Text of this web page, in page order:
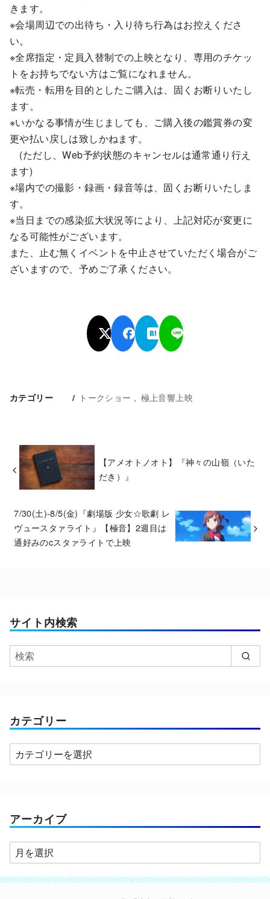
きます。
※会場周辺での出待ち・入り待ち行為はお控えくださ
い。
※全席指定・定員入替制での上映となり、専用のチケッ
トをお持ちでない方はご覧になれません。
※転売・転用を目的としたご購入は、固くお断りいたし
ます。
※いかなる事情が生じましても、ご購入後の鑑賞券の変
更や払い戻しは致しかねます。
(ただし、Web予約状態のキャンセルは通常通り行え
ます)
※場内での撮影・録画・録音等は、固くお断りいたしま
す。
※当日までの感染拡大状況等により、上記対応が変更に
なる可能性がございます。
また、止む無くイベントを中止させていただく場合がご
ざいますので、予めご了承ください。
カテゴリー トークショー 極上音響上映
【アメオトノオト】『神々の山嶺（いた
だき）』
7/30(土)-8/5(金)『劇場版 少女☆歌劇 レ
ヴュースタァライト』【極音】2週目は
通好みのcスタァライトで上映
サイト内検索
カテゴリー
カ
テ
ー
アーカイブ
ア
ー
カ